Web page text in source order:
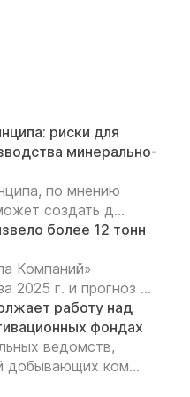
риски для
минерально-
по мнению
создать д...
более 12 тонн
Компаний»
2025 г. и прогноз ...
работу над
фондах
ведомств,
добывающих ком...